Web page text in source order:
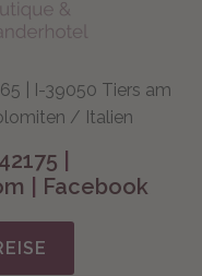
| I-39050 Tiers am
/ Italien
Facebook